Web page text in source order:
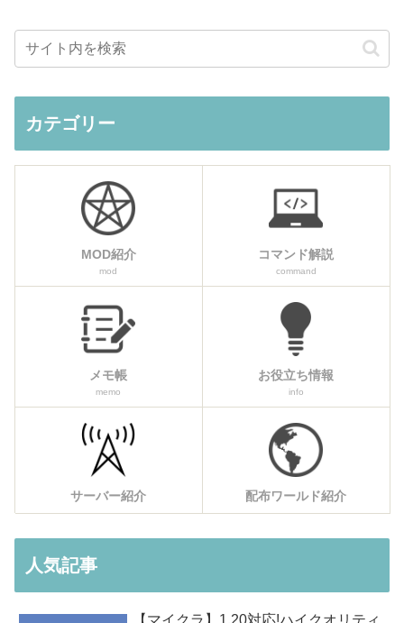
カテゴリー
MOD紹介
mod
コマンド解説
command
メモ帳
memo
お役立ち情報
info
サーバー紹介 配布ワールド紹介
人気記事